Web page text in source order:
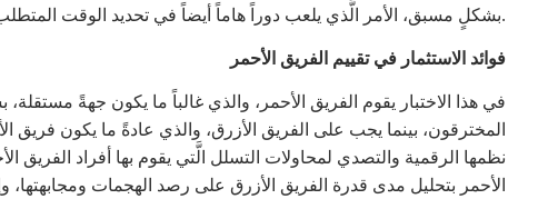
بشكلٍ مسبق، الأمر الَّذي يلعب دوراً هاماً أيضاً في تحديد الوقت المتطلب للتقييم.
فوائد الاستثمار في تقييم الفريق الأحمر
في هذا الاختبار يقوم الفريق الأحمر، والذي غالباً ما يكون جهةً مستقلة،
المخترقون، بينما يجب على الفريق الأزرق، والذي عادةً ما يكون فريق
نظمها الرقمية والتصدي لمحاولات التسلل الَّتي يقوم بها أفراد الفريق
الأحمر بتحليل مدى قدرة الفريق الأزرق على رصد الهجمات ومجابهتها،